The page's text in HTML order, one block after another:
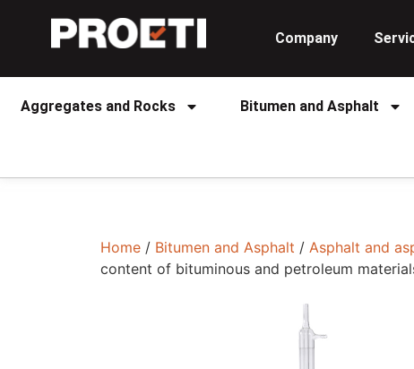
Company
Aggregates and Rocks Bitumen and Asphalt
Home / Bitumen and Asphalt / Asphalt and
content of bituminous and petroleum